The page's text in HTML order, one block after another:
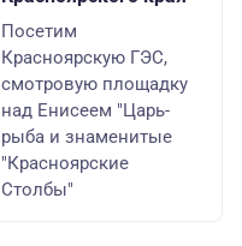
Посетим
Красноярскую ГЭС,
смотровую площадку
над Енисеем "Царь-
рыба и знаменитые
"Красноярские
Столбы"